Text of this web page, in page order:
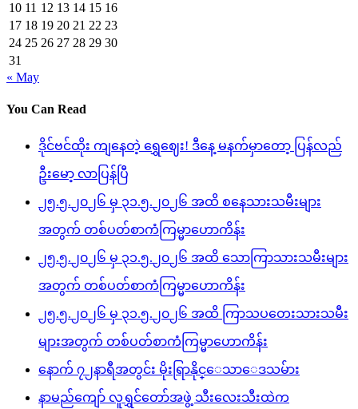
10 11 12 13 14 15 16
17 18 19 20 21 22 23
24 25 26 27 28 29 30
31
« May
You Can Read
ဒိုင်ဗင်ထိုး ကျနေတဲ့ ရွှေဈေး! ဒီနေ့ မနက်မှာတော့ ပြန်လည်
ဦးမော့ လာပြန်ပြီ
၂၅.၅.၂၀၂၆ မှ ၃၁.၅.၂၀၂၆ အထိ စနေသားသမီးများ
အတွက် တစ်ပတ်စာကံကြမ္မာဟောကိန်း
၂၅.၅.၂၀၂၆ မှ ၃၁.၅.၂၀၂၆ အထိ သောကြာသားသမီးများ
အတွက် တစ်ပတ်စာကံကြမ္မာဟောကိန်း
၂၅.၅.၂၀၂၆ မှ ၃၁.၅.၂၀၂၆ အထိ ကြာသပတေးသားသမီး
များအတွက် တစ်ပတ်စာကံကြမ္မာဟောကိန်း
နောက် ၇၂နာရီအတွင်း မိုးရြာနိုင္ေသာေဒသမ်ား
နာမည်ကျော် လူရွှင်တော်အဖွဲ့ သီးလေးသီးထဲက